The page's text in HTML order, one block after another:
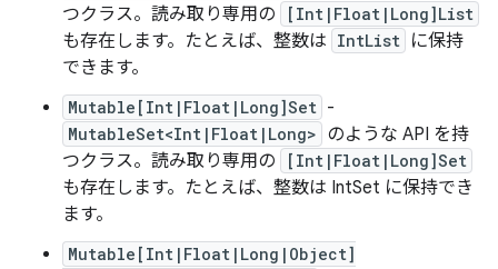
つクラス。読み取り専用の
[Int|Float|Long]List
も存在します。たとえば、整数は IntList に保持
できます。
Mutable[Int|Float|Long]Set -
MutableSet<Int|Float|Long> のような API を持
つクラス。読み取り専用の
[Int|Float|Long]Set
も存在します。たとえば、整数は IntSet に保持でき
ます。
Mutable[Int|Float|Long|Object]